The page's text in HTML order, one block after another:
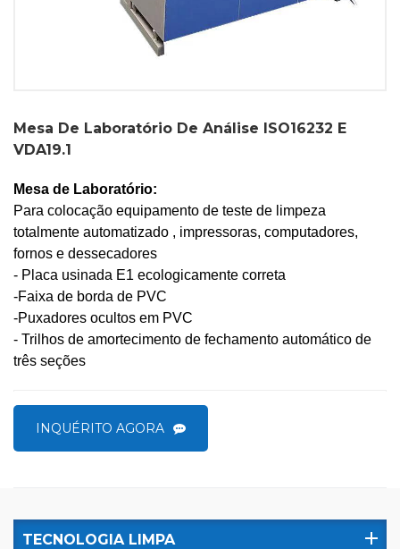
Mesa De Laboratório De Análise ISO16232 E
VDA19.1
Mesa de Laboratório:
Para colocação equipamento de teste de limpeza
totalmente automatizado , impressoras, computadores,
fornos e dessecadores
- Placa usinada E1 ecologicamente correta
-Faixa de borda de PVC
-Puxadores ocultos em PVC
- Trilhos de amortecimento de fechamento automático de
três seções
INQUÉRITO AGORA
TECNOLOGIA LIMPA